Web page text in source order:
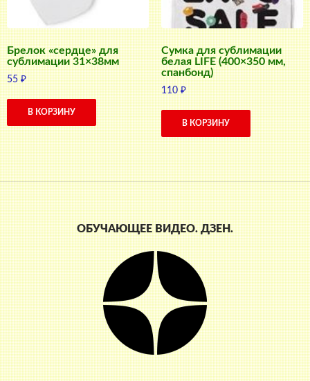
Брелок «сердце» для
сублимации 31×38мм
55₽
В КОРЗИНУ
Сумка для сублимации
белая LIFE (400×350 мм,
спанбонд)
110₽
В КОРЗИНУ
ОБУЧАЮЩЕЕ ВИДЕО. ДЗЕН.